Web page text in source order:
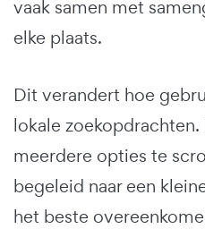
vaak samen met
elke plaats.
Dit verandert hoe
lokale
meerdere opties te
begeleid naar een
het beste